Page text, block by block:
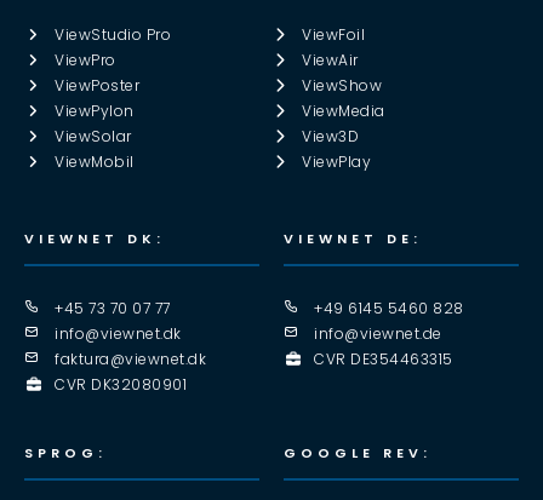
ViewStudio Pro
ViewPro
ViewPoster
ViewPylon
ViewSolar
ViewMobil
ViewFoil
ViewAir
ViewShow
ViewMedia
View3D
ViewPlay
VIEWNET DK:
+45 73 70 07 77
info@viewnet.dk
faktura@viewnet.dk
CVR DK32080901
SPROG:
VIEWNET DE:
+49 6145 5460 828
info@viewnet.de
CVR DE354463315
GOOGLE REV: